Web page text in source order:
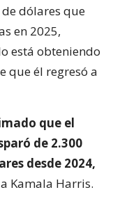
dólares que
en 2025,
está obteniendo
que él regresó a
que el
de 2.300
desde 2024,
Kamala Harris.